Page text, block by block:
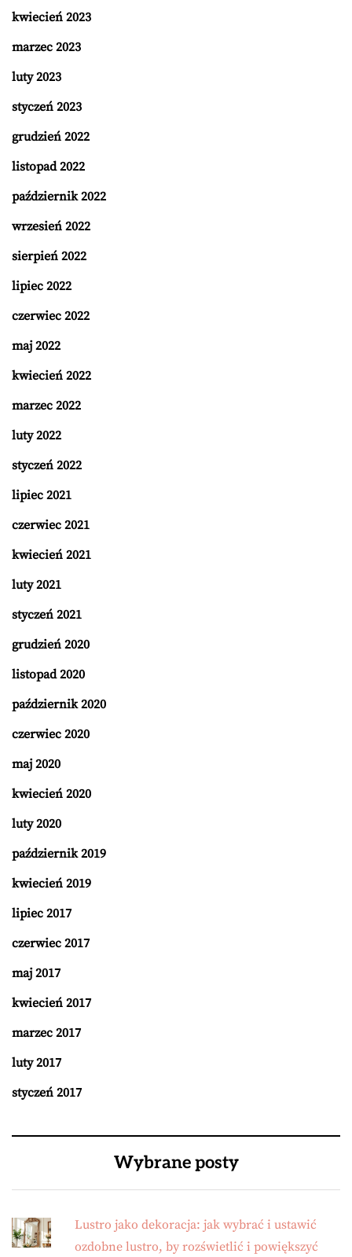
kwiecień 2023
marzec 2023
luty 2023
styczeń 2023
grudzień 2022
listopad 2022
październik 2022
wrzesień 2022
sierpień 2022
lipiec 2022
czerwiec 2022
maj 2022
kwiecień 2022
marzec 2022
luty 2022
styczeń 2022
lipiec 2021
czerwiec 2021
kwiecień 2021
luty 2021
styczeń 2021
grudzień 2020
listopad 2020
październik 2020
czerwiec 2020
maj 2020
kwiecień 2020
luty 2020
październik 2019
kwiecień 2019
lipiec 2017
czerwiec 2017
maj 2017
kwiecień 2017
marzec 2017
luty 2017
styczeń 2017
Wybrane posty
Lustro jako dekoracja: jak wybrać i ustawić
ozdobne lustro, by rozświetlić i powiększyć